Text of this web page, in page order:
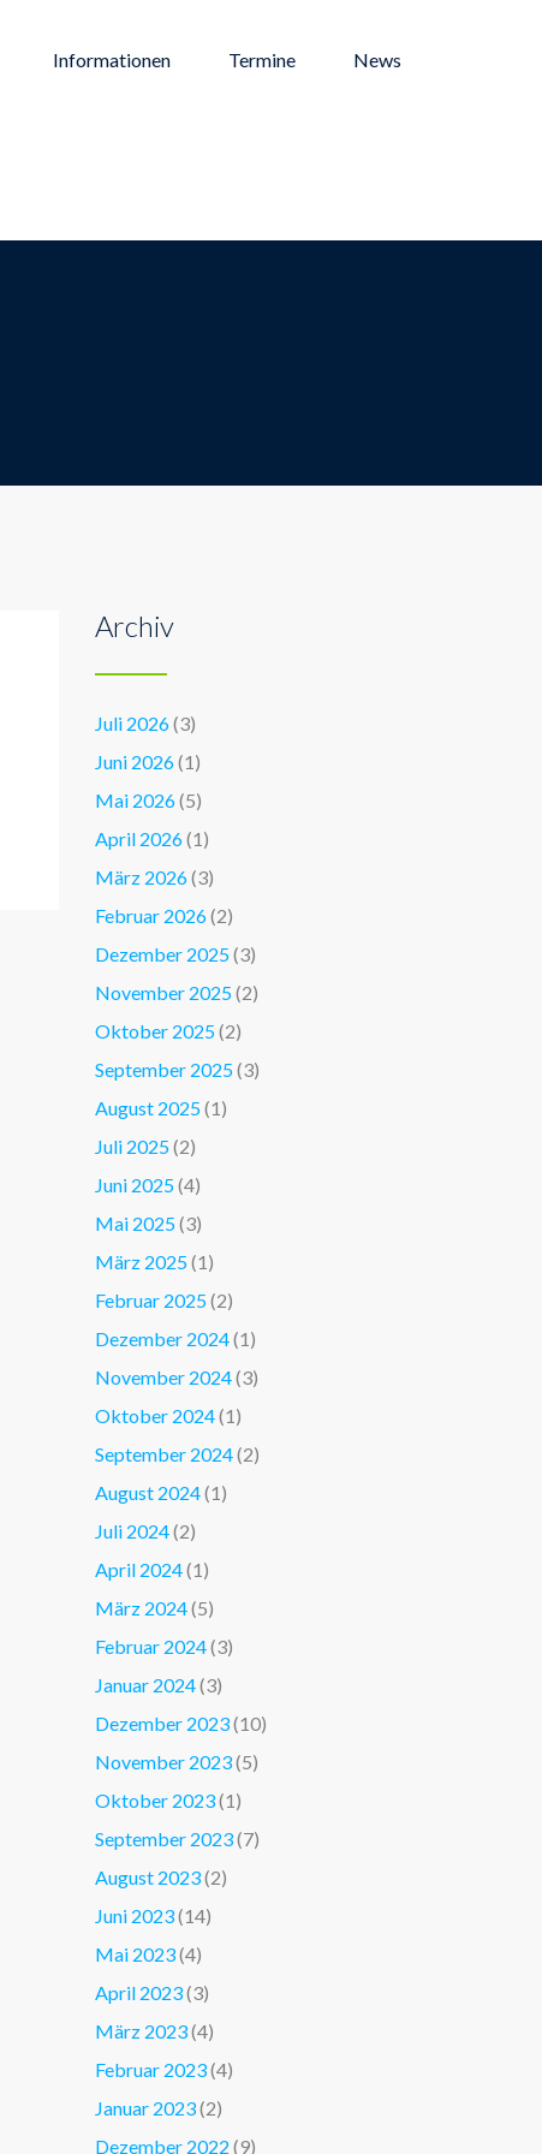
Informationen Termine News
Archiv
Juli 2026(3)
Juni 2026(1)
Mai 2026(5)
April 2026(1)
März 2026(3)
Februar 2026(2)
Dezember 2025(3)
November 2025(2)
Oktober 2025(2)
September 2025(3)
August 2025(1)
Juli 2025(2)
Juni 2025(4)
Mai 2025(3)
März 2025(1)
Februar 2025(2)
Dezember 2024(1)
November 2024(3)
Oktober 2024(1)
September 2024(2)
August 2024(1)
Juli 2024(2)
April 2024(1)
März 2024(5)
Februar 2024(3)
Januar 2024(3)
Dezember 2023(10)
November 2023(5)
Oktober 2023(1)
September 2023(7)
August 2023(2)
Juni 2023(14)
Mai 2023(4)
April 2023(3)
März 2023(4)
Februar 2023(4)
Januar 2023(2)
Dezember 2022 (9)